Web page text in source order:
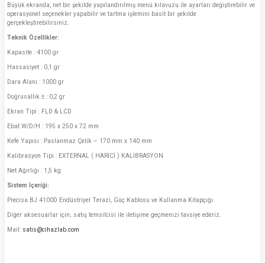
Büyük ekranda, net bir şekilde yapılandırılmış menü kılavuzu ile ayarları değiştirebilir ve
operasyonel seçenekler yapabilir ve tartma işlemini basit bir şekilde
gerçekleştirebilirsiniz.
Teknik Özellikler:
Kapasite : 4100 gr
Hassasiyet : 0,1 gr
Dara Alanı : 1000 gr
Doğrusallık ± : 0,2 gr
Ekran Tipi : FLD & LCD
Ebat W/D/H : 195 x 250 x 72 mm
Kefe Yapısı : Paslanmaz Çelik – 170 mm x 140 mm
Kalibrasyon Tipi : EXTERNAL ( HARİCİ ) KALİBRASYON
Net Ağırlığı : 1,5 kg
Sistem İçeriği:
Precisa BJ 4100D Endüstriyel Terazi, Güç Kablosu ve Kullanma Kitapçığı.
Diğer aksesuarlar için; satış temsilcisi ile iletişime geçmenizi tavsiye ederiz.
Mail: satis@cihazlab.com